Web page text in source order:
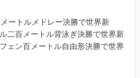
ートルメドレー決勝で世界新
二百メートル背泳ぎ決勝で世界新
ェン百メートル自由形決勝で世界